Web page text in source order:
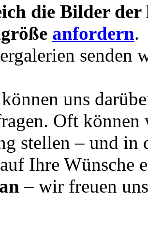
die Bilder
anfordern.
senden
uns
Oft
stellen – und
Ihre Wünsche
– wir freuen